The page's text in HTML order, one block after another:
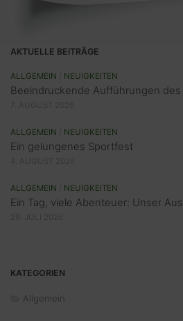
AKTUELLE BEITRÄGE
ALLGEMEIN NEUIGKEITEN
Beeindruckende Aufführungen
ALLGEMEIN NEUIGKEITEN
Ein gelungenes Sportfest
ALLGEMEIN NEUIGKEITEN
Ein Tag, viele Abenteuer: Unser
KATEGORIEN
Allgemein